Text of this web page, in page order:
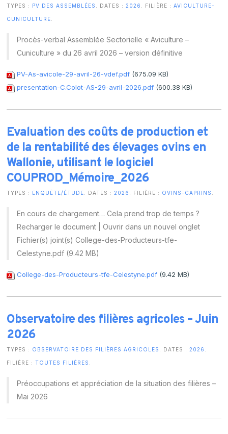
TYPES : PV DES ASSEMBLÉES . DATES :2026 . FILIÈRE :AVICULTURE-
CUNICULTURE
Procès-verbal Assemblée Sectorielle « Aviculture –
Cuniculture » du 26 avril 2026 – version définitive
PV-As-avicole-29-avril-26-vdef.pdf (675.09 KB)
presentation-C.Colot-AS-29-avril-2026.pdf (600.38 KB)
Evaluation des coûts de production et
de la rentabilité des élevages ovins en
Wallonie, utilisant le logiciel
COUPROD_Mémoire_2026
TYPES : ENQUÊTE/ÉTUDE . DATES :2026 . FILIÈRE : OVINS-CAPRINS
En cours de chargement… Cela prend trop de temps ?
Recharger le document | Ouvrir dans un nouvel onglet
Fichier(s) joint(s) College-des-Producteurs-tfe-
Celestyne.pdf (9.42 MB)
College-des-Producteurs-tfe-Celestyne.pdf (9.42 MB)
Observatoire des filières agricoles – Juin
2026
TYPES : OBSERVATOIRE DES FILIÈRES AGRICOLES . DATES :2026
FILIÈRE :TOUTES FILIÈRES
Préoccupations et appréciation de la situation des filières –
Mai 2026